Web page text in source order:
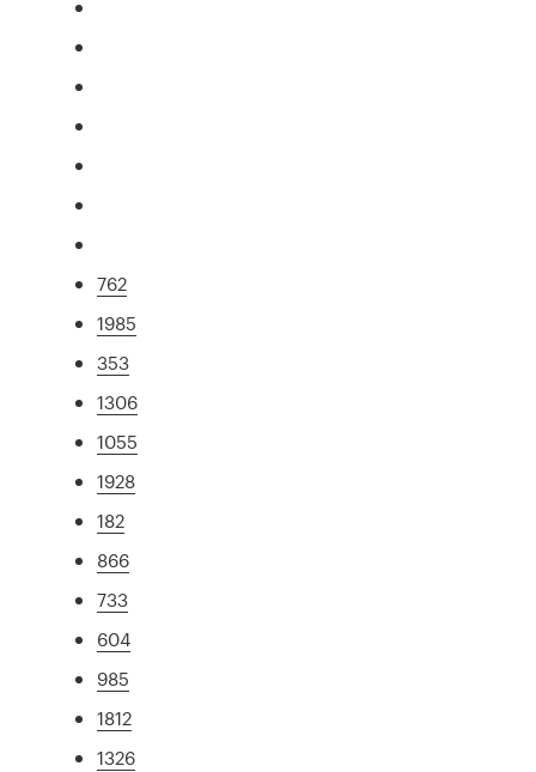
762
1985
353
1306
1055
1928
182
866
733
604
985
1812
1326